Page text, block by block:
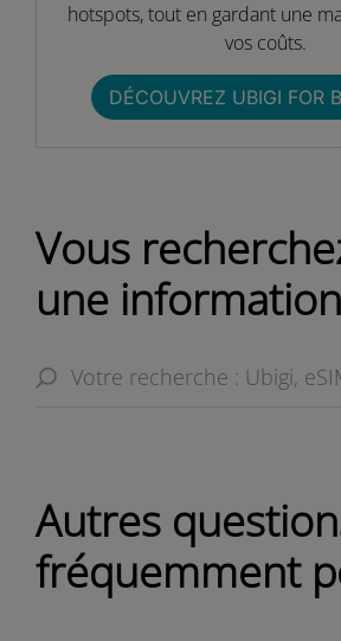
hotspots, tout en gardant une
vos coûts.​​
DÉCOUVREZ UBIGI FOR
Vous
une
Autres
fréquemment